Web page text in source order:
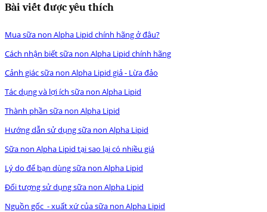
Bài viết được yêu thích
Mua sữa non Alpha Lipid chính hãng ở đâu?
Cách nhận biết sữa non Alpha Lipid chính hãng
Cảnh giác sữa non Alpha Lipid giả - Lừa đảo
Tác dụng và lợi ích sữa non Alpha Lipid
Thành phần sữa non Alpha Lipid
Hướng dẫn sử dụng sữa non Alpha Lipid
Sữa non Alpha Lipid tại sao lại có nhiều giá
Lý do để bạn dùng sữa non Alpha Lipid
Đối tượng sử dụng sữa non Alpha Lipid
Nguồn gốc - xuất xứ của sữa non Alpha Lipid